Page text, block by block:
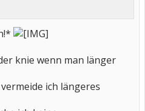
knie wenn man länger
ich längeres